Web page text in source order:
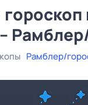
Рамблер/